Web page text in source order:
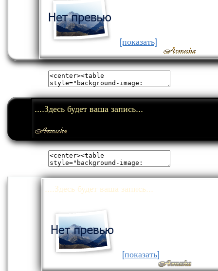
[показать]
....Здесь будет ваша запись...
....Здесь будет ваша запись...
[показать]